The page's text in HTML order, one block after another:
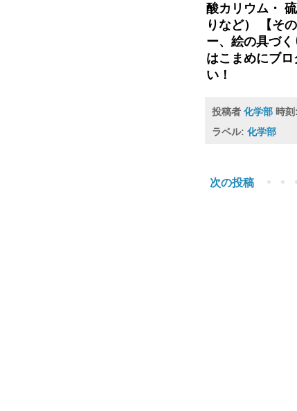
酸カリウム・
りなど） 【そ
ー、絵の具づ
はこまめにブ
い！
投稿者 化学部 時刻:
ラベル: 化学部
次の投稿